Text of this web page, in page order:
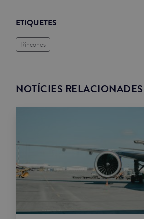
ETIQUETES
Rincones
NOTÍCIES RELACIONADES